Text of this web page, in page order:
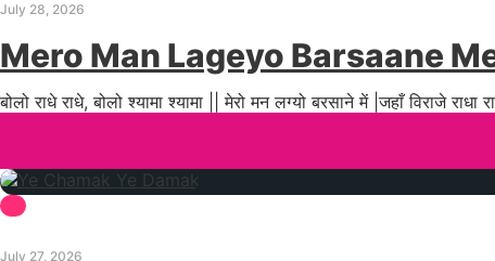
July 28, 2026
Mero Man Lageyo Barsaane
बोलो राधे राधे, बोलो श्यामा श्यामा || मेरो मन लग्यो बरसाने में |जहाँ विराजे राधा
July 27, 2026